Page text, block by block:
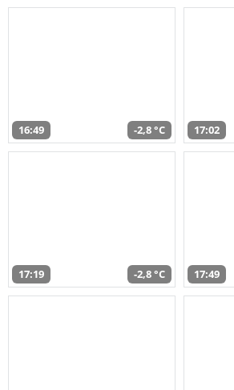
16:49 -2,8 °C 17:02
17:19 -2,8 °C 17:49